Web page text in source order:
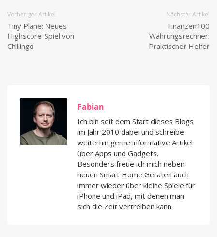
Vorheriger Artikel
Tiny Plane: Neues
Highscore-Spiel von
Chillingo
Nächster Artikel
Finanzen100
Währungsrechner:
Praktischer Helfer
Fabian
Ich bin seit dem Start dieses Blogs
im Jahr 2010 dabei und schreibe
weiterhin gerne informative Artikel
über Apps und Gadgets.
Besonders freue ich mich neben
neuen Smart Home Geräten auch
immer wieder über kleine Spiele für
iPhone und iPad, mit denen man
sich die Zeit vertreiben kann.